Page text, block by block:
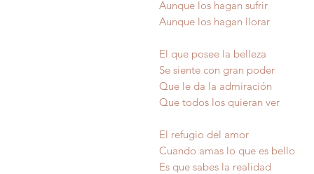
Aunque los hagan sufrir
Aunque los hagan llorar
El que posee la belleza
Se siente con gran poder
Que le da la admiración
Que todos los quieran ver
El refugio del amor
Cuando amas lo que es bello
Es que sabes la realidad